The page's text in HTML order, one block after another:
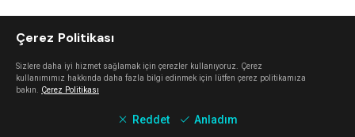
Çerez Politikası
Sizlere daha iyi hizmet sağlamak için çerezler kullanıyoruz. Çerez
kullanımımız hakkında daha fazla bilgi edinmek için lütfen çerez politikamıza
bakın. Çerez Politikası
Reddet Anladım